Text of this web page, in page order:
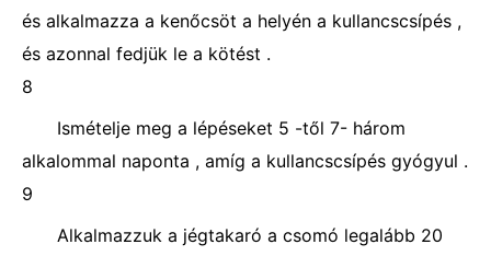
és alkalmazza a kenőcsöt a helyén a kullancscsípés ,
és azonnal fedjük le a kötést .
8
Ismételje meg a lépéseket 5 -től 7- három
alkalommal naponta , amíg a kullancscsípés gyógyul .
9
Alkalmazzuk a jégtakaró a csomó legalább 20